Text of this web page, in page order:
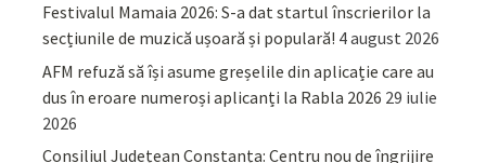
Festivalul Mamaia 2026: S-a dat startul înscrierilor la
secțiunile de muzică ușoară și populară! 4 august 2026
AFM refuză să își asume greșelile din aplicație care au
dus în eroare numeroși aplicanți la Rabla 2026 29 iulie
2026
Consiliul Județean Constanța: Centru nou de îngrijire